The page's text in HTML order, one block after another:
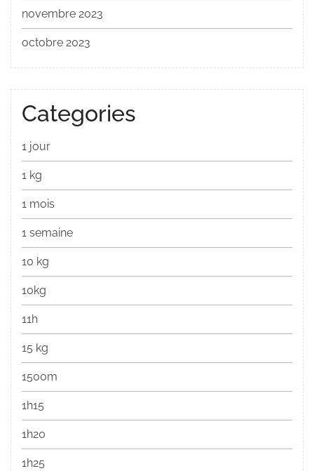
novembre 2023
octobre 2023
Categories
1 jour
1 kg
1 mois
1 semaine
10 kg
10kg
11h
15 kg
1500m
1h15
1h20
1h25